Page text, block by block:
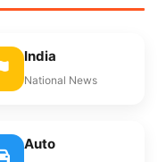
India
National News
Auto